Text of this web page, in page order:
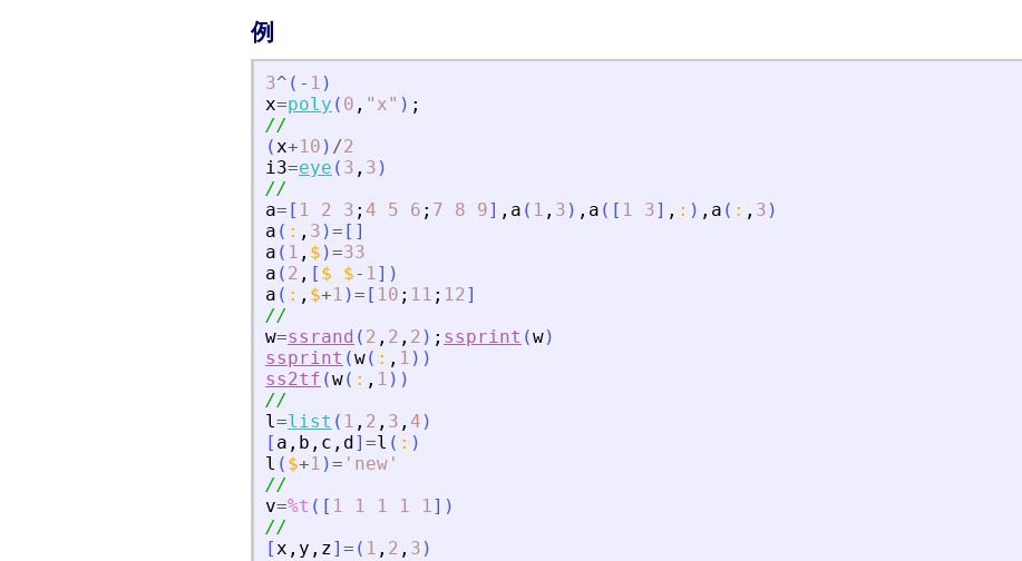
例
3^ ( - 1 )
x=poly ( 0 , " x" ) ;
//
(x+10 ) /2
i3=eye ( 3 , 3 )
//
a= [ 1 2 3 ; 4 5 6 ; 7 8 9] , a ( 1 , 3 ) , a ( [ 1 3] , : ) , a ( : , 3 )
a ( : , 3 )= [ ]
a ( 1 , $ )=33
a ( 2 , [ $ $- 1] )
a ( : , $+1 )= [ 10 ; 11 ; 12]
//
w=ssrand ( 2 , 2 , 2 ) ; ssprint (w)
ssprint (w( : , 1 ) )
ss2tf (w( : , 1 ) )
//
l=list ( 1 , 2 , 3 , 4 )
[ a , b , c , d] =l ( : )
l ( $+1 )= ' new '
//
v=%t ( [ 1 1 1 1 1] )
//
[x , y , z] = ( 1 , 2 , 3 )